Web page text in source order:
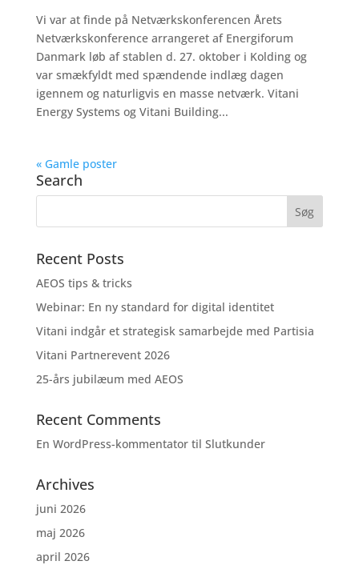
Vi var at finde på Netværkskonferencen Årets
Netværkskonference arrangeret af Energiforum
Danmark løb af stablen d. 27. oktober i Kolding og
var smækfyldt med spændende indlæg dagen
igennem og naturligvis en masse netværk. Vitani
Energy Systems og Vitani Building...
« Gamle poster
Search
Recent Posts
AEOS tips & tricks
Webinar: En ny standard for digital identitet
Vitani indgår et strategisk samarbejde med Partisia
Vitani Partnerevent 2026
25-års jubilæum med AEOS
Recent Comments
En WordPress-kommentatortil Slutkunder
Archives
juni 2026
maj 2026
april 2026